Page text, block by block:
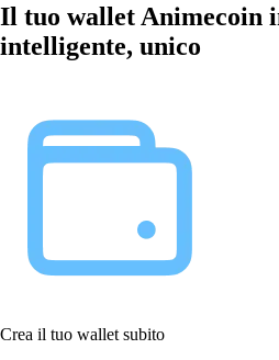
Il tuo wallet Animecoin
intelligente, unico
Crea il tuo wallet subito